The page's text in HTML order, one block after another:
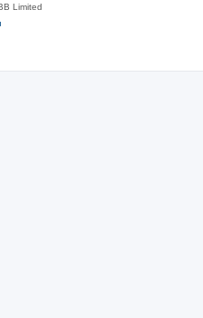
Limited